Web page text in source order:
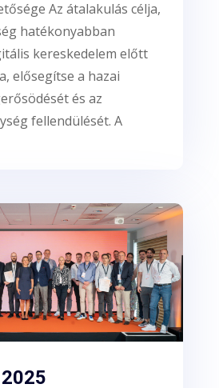
Az átalakulás célja,
hatékonyabban
kereskedelem előtt
elősegítse a hazai
és az
fellendülését. A